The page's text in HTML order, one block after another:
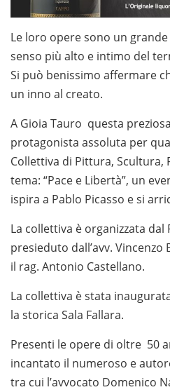
Le loro opere sono un grande
senso più alto e intimo del
Si può benissimo affermare
un inno al creato.
A Gioia Tauro questa
protagonista assoluta per
Collettiva di Pittura, Scultura,
tema: “Pace e Libertà”, un
ispira a Pablo Picasso e si
La collettiva è organizzata dal
presieduto dall’avv.
il rag. Antonio Castellano.
La collettiva è stata
la storica Sala Fallara.
Presenti le opere di oltre 50
incantato il numeroso e
tra cui l’avvocato Domenico